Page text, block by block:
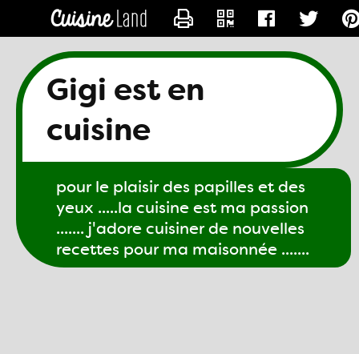
Gigi est en
cuisine
pour le plaisir des papilles et des
yeux .....la cuisine est ma passion
....... j'adore cuisiner de nouvelles
recettes pour ma maisonnée .......
CONTACTER GIGI61